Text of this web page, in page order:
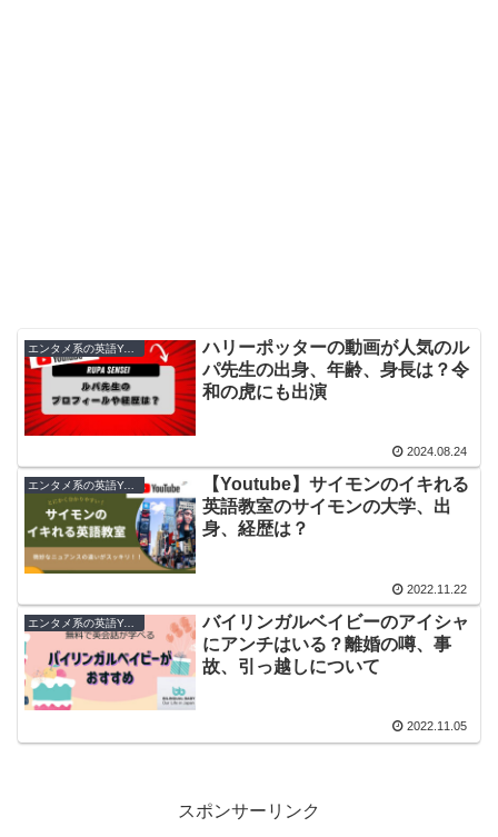
エンタメ系の英語Youtuber
ハリーポッターの動画が人気のル
パ先生の出身、年齢、身長は？令
和の虎にも出演
2024.08.24
エンタメ系の英語Youtuber
【Youtube】サイモンのイキれる
英語教室のサイモンの大学、出
身、経歴は？
2022.11.22
エンタメ系の英語Youtuber
バイリンガルベイビーのアイシャ
にアンチはいる？離婚の噂、事
故、引っ越しについて
2022.11.05
スポンサーリンク